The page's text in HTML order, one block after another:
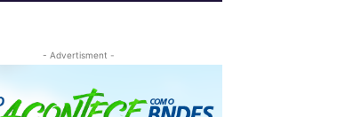
- Advertisment -